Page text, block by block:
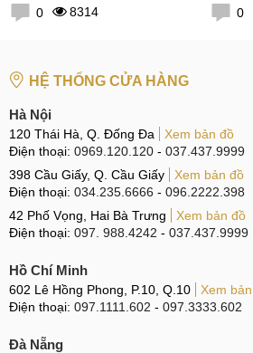
0
8314
0
HỆ THỐNG CỬA HÀNG
Hà Nội
120 Thái Hà, Q. Đống Đa
Xem bản đồ
Điện thoại: 0969.120.120 - 037.437.9999
398 Cầu Giấy, Q. Cầu Giấy
Xem bản đồ
Điện thoại: 034.235.6666 - 096.2222.398
42 Phố Vọng, Hai Bà Trưng
Xem bản đồ
Điện thoại: 097. 988.4242 - 037.437.9999
Hồ Chí Minh
602 Lê Hồng Phong, P.10, Q.10
Xem
Điện thoại: 097.1111.602 - 097.3333.602
Đà Nẵng